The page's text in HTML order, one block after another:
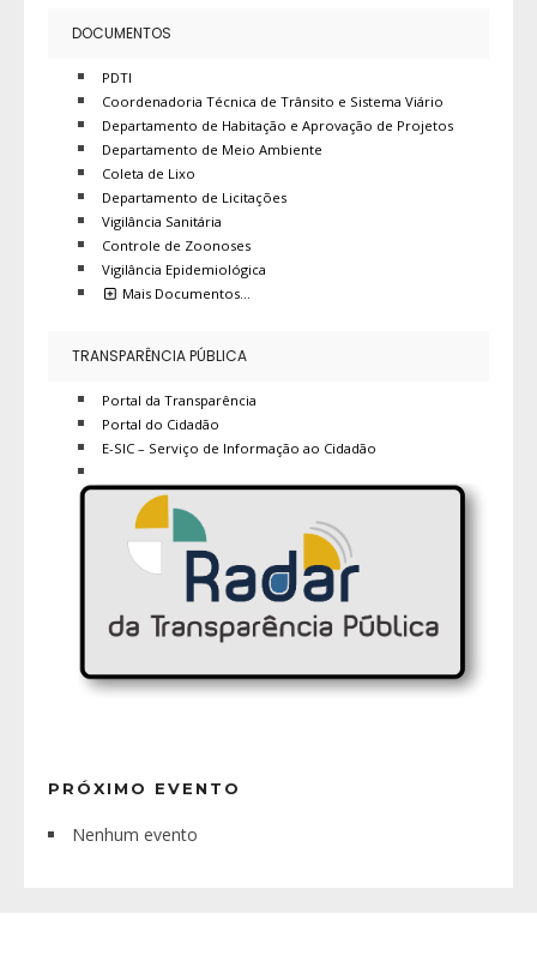
DOCUMENTOS
PDTI
Coordenadoria Técnica de Trânsito e Sistema Viário
Departamento de Habitação e Aprovação de Projetos
Departamento de Meio Ambiente
Coleta de Lixo
Departamento de Licitações
Vigilância Sanitária
Controle de Zoonoses
Vigilância Epidemiológica
Mais Documentos…
TRANSPARÊNCIA PÚBLICA
Portal da Transparência
Portal do Cidadão
E-SIC – Serviço de Informação ao Cidadão
PRÓXIMO EVENTO
Nenhum evento